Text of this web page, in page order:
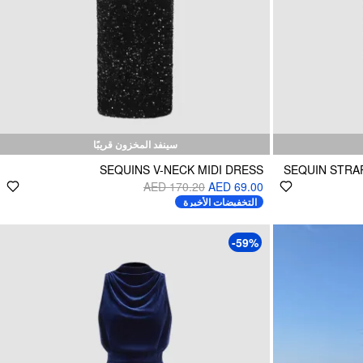
SEQUIN
سينفد المخزون قريبًا
SEQUINS V-NECK MIDI DRESS
AED 69.00
AED 170.20
التخفيضات الأخيرة
-59%